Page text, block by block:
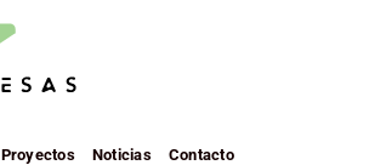
Proyectos Noticias Contacto